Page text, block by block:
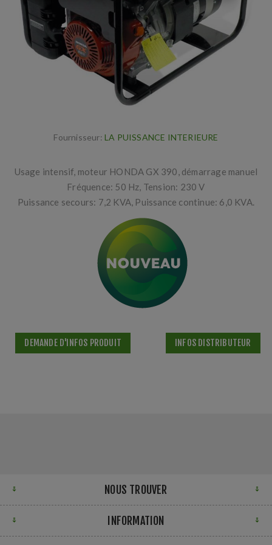
Fournisseur: LA PUISSANCE INTERIEURE
Usage intensif, moteur HONDA GX 390, démarrage manuel
Fréquence: 50 Hz, Tension: 230 V
Puissance secours: 7,2 KVA, Puissance continue: 6,0 KVA.
DEMANDE D'INFOS PRODUIT INFOS DISTRIBUTEUR
NOUS TROUVER
INFORMATION